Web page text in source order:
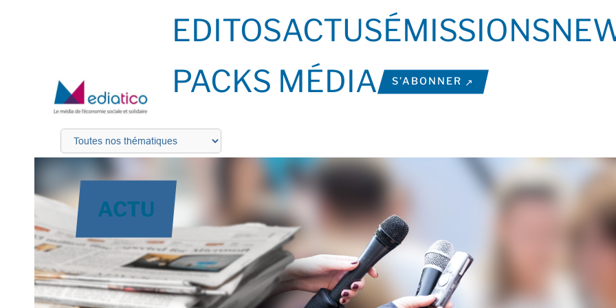
EDITOSACTUSÉMISSIONS
PACKS MÉDIA
S’ABONNER
ACTU